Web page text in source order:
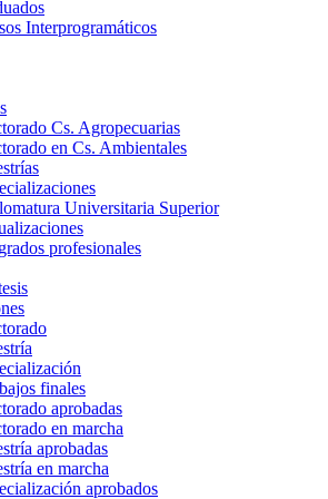
Interprogramáticos
Cs. Agropecuarias
en Cs. Ambientales
Universitaria Superior
profesionales
finales
aprobadas
en marcha
aprobadas
en marcha
aprobados